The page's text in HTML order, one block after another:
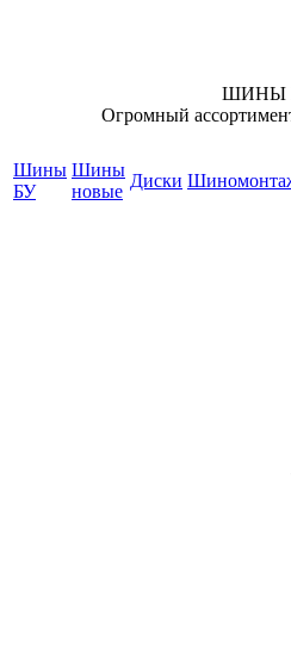
ШИНЫ
Огромный
Шины
БУ
Шины
новые
Диски